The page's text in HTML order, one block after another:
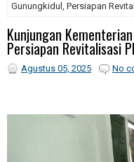
Gunungkidul, Persiapan
Kunjungan
Persiapan Revitalisasi
Agustus 05, 2025 No